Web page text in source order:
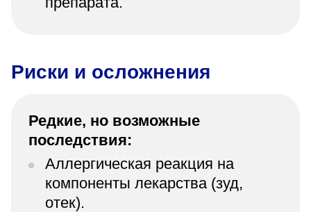
Риски и осложнения
Редкие, но возможные
последствия:
Аллергическая реакция на
компоненты лекарства (зуд,
отек).